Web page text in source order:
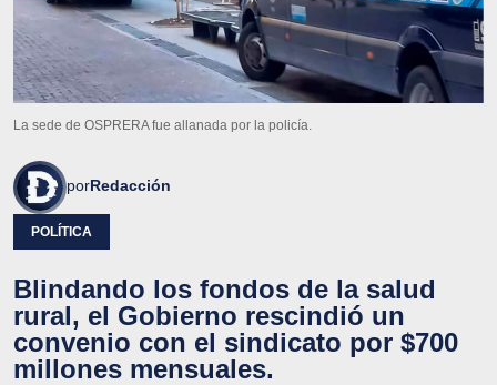
La sede de OSPRERA fue allanada por la policía.
porRedacción
POLÍTICA
Blindando los fondos de la salud
rural, el Gobierno rescindió un
convenio con el sindicato por $700
millones mensuales.